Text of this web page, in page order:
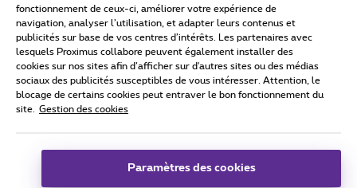
Conditions d'utilisation Accessibility statement
Tous droits réservés. © 2026
Conditions générales, info consommateur
Coordonnées de l’entreprise
fonctionnement de ceux-ci, améliorer votre expérience de
navigation, analyser l’utilisation, et adapter leurs contenus et
publicités sur base de vos centres d’intérêts. Les partenaires avec
lesquels Proximus collabore peuvent également installer des
cookies sur nos sites afin d’afficher sur d'autres sites ou des médias
sociaux des publicités susceptibles de vous intéresser. Attention, le
blocage de certains cookies peut entraver le bon fonctionnement du
site.
Gestion des cookies
Paramètres des cookies